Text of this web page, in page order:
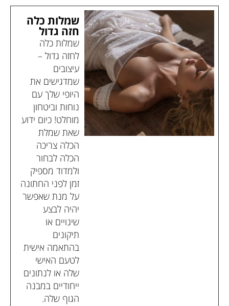
שמלות כלה
חזה גדול
שמלות כלה
לחזה גדול –
עיצובים
שמדגישים את
היופי שלך עם
נוחות וביטחון
מוחלט! כיום ידוע
שאת שמלת
הכלה צריכה
הכלה לבחור
ולמדוד מספיק
זמן לפני החתונה
על מנת שאפשר
יהיה לבצע
שינויים או
תיקונים
בהתאמה אישית
לטעם האישי
שלה או לנתונים
ייחודיים במבנה
הגוף שלה.